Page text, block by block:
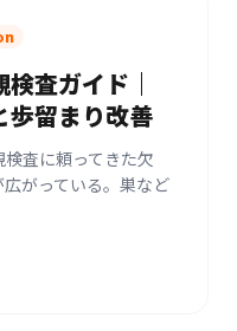
査ガイド｜
歩留まり改善
査に頼ってきた欠
がっている。巣など